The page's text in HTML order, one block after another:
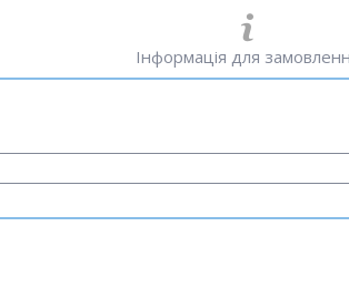
Інформація для